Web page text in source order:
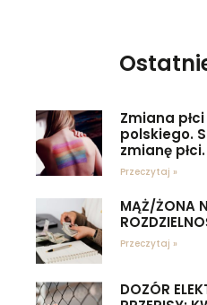
Zmiana
polskiego.
zmianę płci.
Przeczytaj »
MĄŻ/ŻONA
Przeczytaj »
DOZÓR